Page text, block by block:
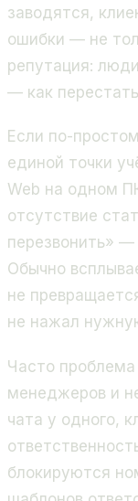
заводятся,
ошибки — не
репутация:
— как
Если по-
единой точки
Web на одном
отсутствие
перезвонить» —
Обычно
не
не нажал
Часто
менеджеров и
чата у одного,
блокируются